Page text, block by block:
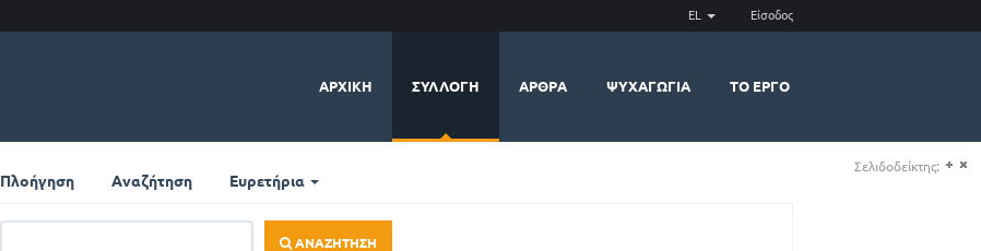
EL Είσοδος
ΑΡΧΙΚΉ ΣΥΛΛΟΓΉ ΆΡΘΡΑ ΨΥΧΑΓΩΓΊΑ ΤΟ ΈΡΓΟ
Πλοήγηση Αναζήτηση Ευρετήρια
ΑΝΑΖΉΤΗΣΗ
Σελιδοδείκτης: